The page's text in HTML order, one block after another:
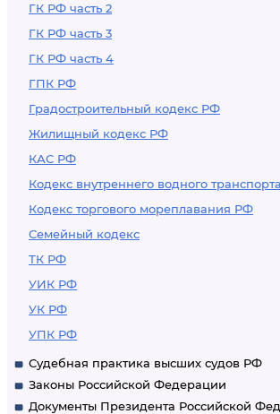
ГК РФ часть 2
ГК РФ часть 3
ГК РФ часть 4
ГПК РФ
Градостроительный кодекс РФ
Жилищный кодекс РФ
КАС РФ
Кодекс внутреннего водного транспорта
Кодекс торгового мореплавания РФ
Семейный кодекс
ТК РФ
УИК РФ
УК РФ
УПК РФ
Судебная практика высших судов РФ
Законы Российской Федерации
Документы Президента Российской